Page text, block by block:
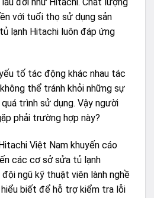
đời như Hitachi. Chất lượng
với tuổi thọ sử dụng sản
lạnh Hitachi luôn đáp ứng
tố tác động khác nhau tác
thể tránh khỏi những sự
trình sử dụng. Vậy người
phải trường hợp này?
Việt Nam khuyến cáo
các cơ sở sửa tủ lạnh
ngũ kỹ thuật viên lành nghề
hiểu biết để hỗ trợ kiểm tra lỗi